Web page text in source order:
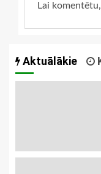
Lai
Aktuālākie